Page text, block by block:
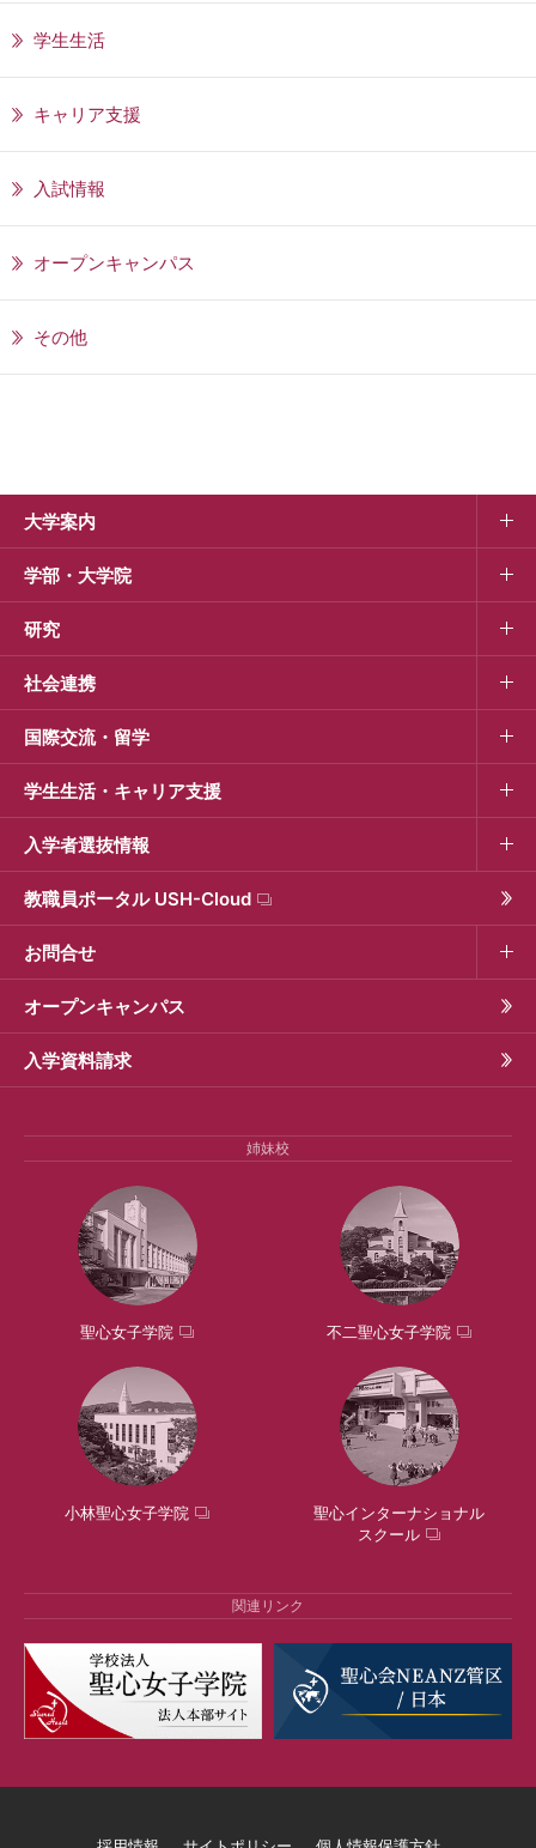
学生生活
キャリア支援
入試情報
オープンキャンパス
その他
大学案内
学部・大学院
研究
社会連携
国際交流・留学
学生生活・キャリア支援
入学者選抜情報
教職員ポータル USH-Cloud
お問合せ
オープンキャンパス
入学資料請求
姉妹校
聖心女子学院 不二聖心女子学院
小林聖心女子学院
聖心インターナショナル
スクール
関連リンク